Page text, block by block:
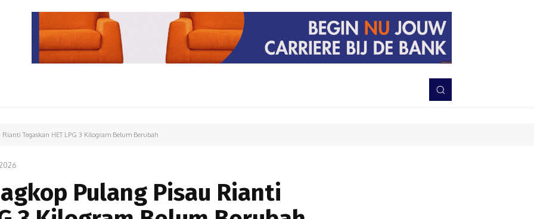
TNI-POLRI
Tegaskan HET LPG 3 Kilogram Belum Berubah
Pulang Pisau Rianti